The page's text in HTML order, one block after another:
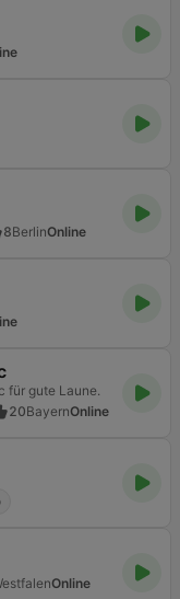
8BerlinOnline
für gute Laune.
20BayernOnline
Online